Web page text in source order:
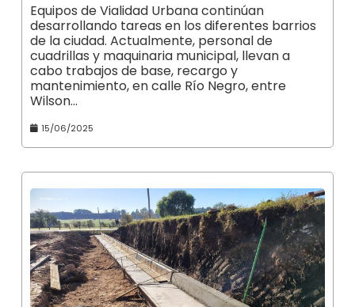
Equipos de Vialidad Urbana continúan
desarrollando tareas en los diferentes barrios
de la ciudad. Actualmente, personal de
cuadrillas y maquinaria municipal, llevan a
cabo trabajos de base, recargo y
mantenimiento, en calle Río Negro, entre
Wilson…
15/06/2025